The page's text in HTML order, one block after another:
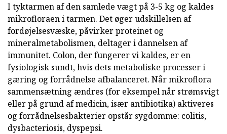
I tyktarmen af den samlede vægt på 3-5 kg og kaldes
mikrofloraen i tarmen. Det øger udskillelsen af
fordøjelsesvæske, påvirker proteinet og
mineralmetabolismen, deltager i dannelsen af
immunitet. Colon, der fungerer vi kaldes, er en
fysiologisk sundt, hvis dets metaboliske processer i
gæring og forrådnelse afbalanceret. Når mikroflora
sammensætning ændres (for eksempel når strømsvigt
eller på grund af medicin, især antibiotika) aktiveres
og forrådnelsesbakterier opstår sygdomme: colitis,
dysbacteriosis, dyspepsi.